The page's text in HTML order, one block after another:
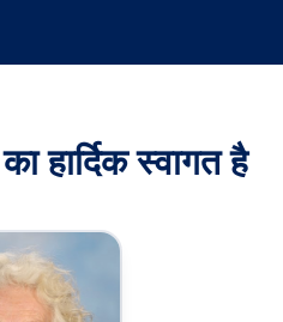
हार्दिक स्वागत है